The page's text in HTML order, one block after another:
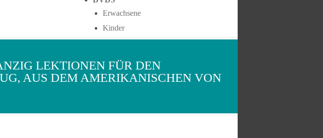
Erwachsene
Kinder
LEKTIONEN FÜR DEN
AUS DEM AMERIKANISCHEN VON